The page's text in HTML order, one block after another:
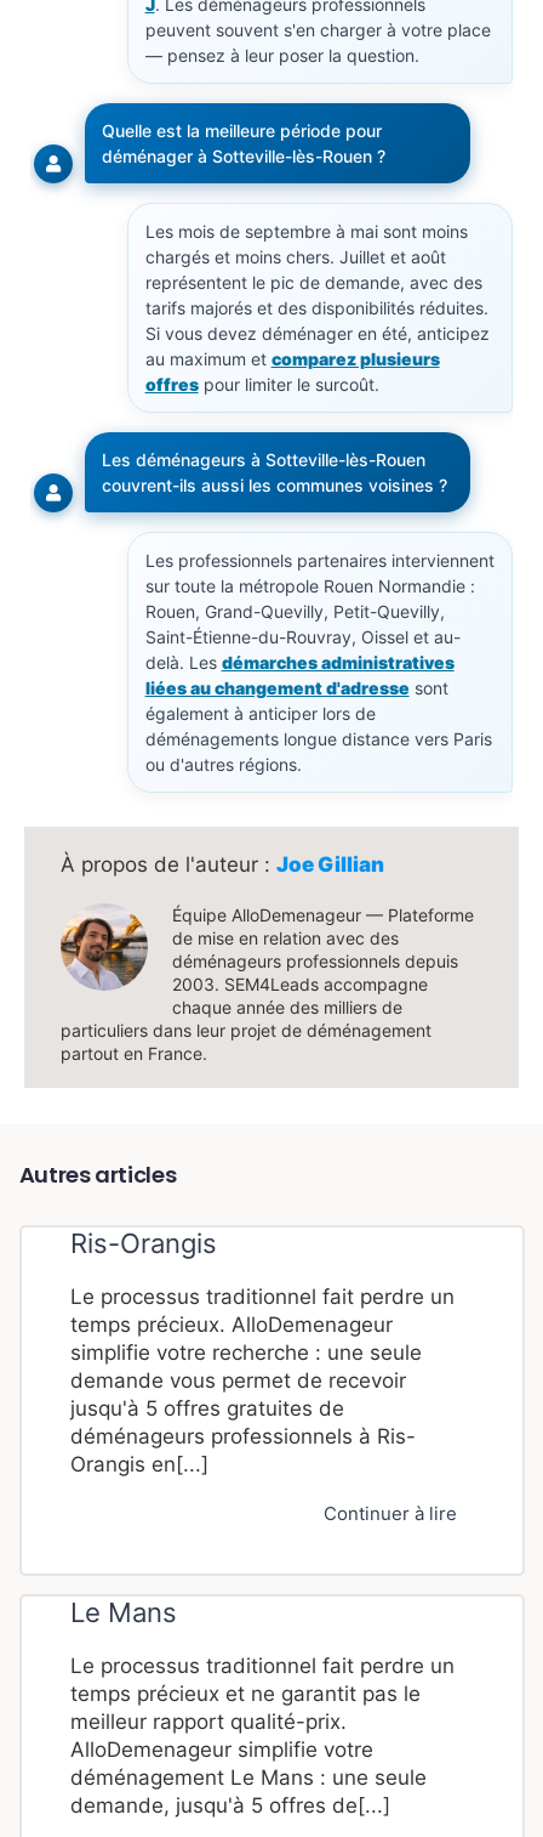
J. Les déménageurs professionnels
peuvent souvent s'en charger à votre place
— pensez à leur poser la question.
Quelle est la meilleure période pour
déménager à Sotteville-lès-Rouen ?
Les mois de septembre à mai sont moins
chargés et moins chers. Juillet et août
représentent le pic de demande, avec des
tarifs majorés et des disponibilités réduites.
Si vous devez déménager en été, anticipez
au maximum et comparez plusieurs
offrespour limiter le surcoût.
Les déménageurs à Sotteville-lès-Rouen
couvrent-ils aussi les communes voisines ?
Les professionnels partenaires interviennent
sur toute la métropole Rouen Normandie :
Rouen, Grand-Quevilly, Petit-Quevilly,
Saint-Étienne-du-Rouvray, Oissel et au-
delà. Les démarches administratives
liées au changement d'adresse sont
également à anticiper lors de
déménagements longue distance vers Paris
ou d'autres régions.
Joe Gillian
Équipe AlloDemenageur — Plateforme
de mise en relation avec des
déménageurs professionnels depuis
2003. SEM4Leads accompagne
chaque année des milliers de
particuliers dans leur projet de déménagement
partout en France.
Autres articles
Ris-Orangis
Le processus traditionnel fait perdre un
temps précieux. AlloDemenageur
simplifie votre recherche : une seule
demande vous permet de recevoir
jusqu'à 5 offres gratuites de
déménageurs professionnels à Ris-
Orangis en[...]
Continuer à lire
Le Mans
Le processus traditionnel fait perdre un
temps précieux et ne garantit pas le
meilleur rapport qualité-prix.
AlloDemenageur simplifie votre
déménagement Le Mans : une seule
demande, jusqu'à 5 offres de[...]